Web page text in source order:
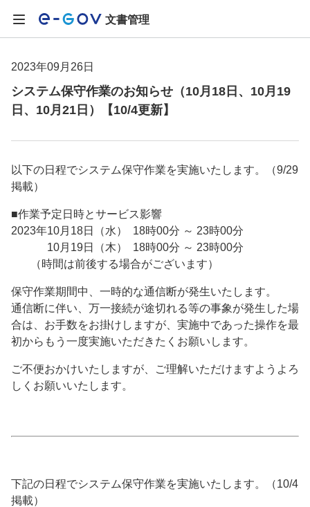
文書管理
2023年09月26日
システム保守作業のお知らせ（10月18日、10月19
日、10月21日）【10/4更新】
以下の日程でシステム保守作業を実施いたします。（9/29
掲載）
■作業予定日時とサービス影響
2023年10月18日（水） 18時00分 ～ 23時00分
10月19日（木） 18時00分 ～ 23時00分
（時間は前後する場合がございます）
保守作業期間中、一時的な通信断が発生いたします。
通信断に伴い、万一接続が途切れる等の事象が発生した場
合は、お手数をお掛けしますが、実施中であった操作を最
初からもう一度実施いただきたくお願いします。
ご不便おかけいたしますが、ご理解いただけますようよろ
しくお願いいたします。
下記の日程でシステム保守作業を実施いたします。（10/4
掲載）